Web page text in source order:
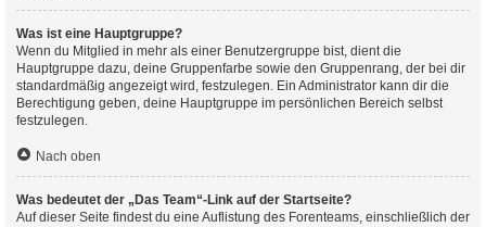
Was ist eine Hauptgruppe?
Wenn du Mitglied in mehr als einer Benutzergruppe bist, dient die
Hauptgruppe dazu, deine Gruppenfarbe sowie den Gruppenrang, der bei dir
standardmäßig angezeigt wird, festzulegen. Ein Administrator kann dir die
Berechtigung geben, deine Hauptgruppe im persönlichen Bereich selbst
festzulegen.
Nach oben
Was bedeutet der „Das Team“-Link auf der Startseite?
Auf dieser Seite findest du eine Auflistung des Forenteams, einschließlich der